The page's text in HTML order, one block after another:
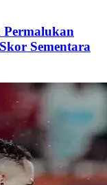
Permalukan
Sementara